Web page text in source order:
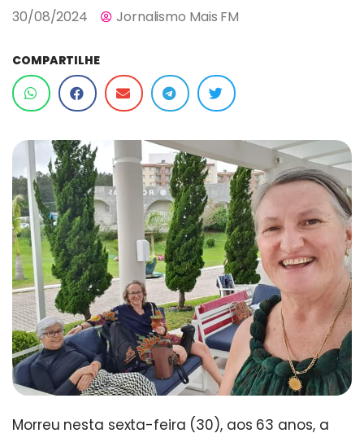
30/08/2024 Jornalismo Mais FM
COMPARTILHE
Morreu nesta sexta-feira (30), aos 63 anos, a